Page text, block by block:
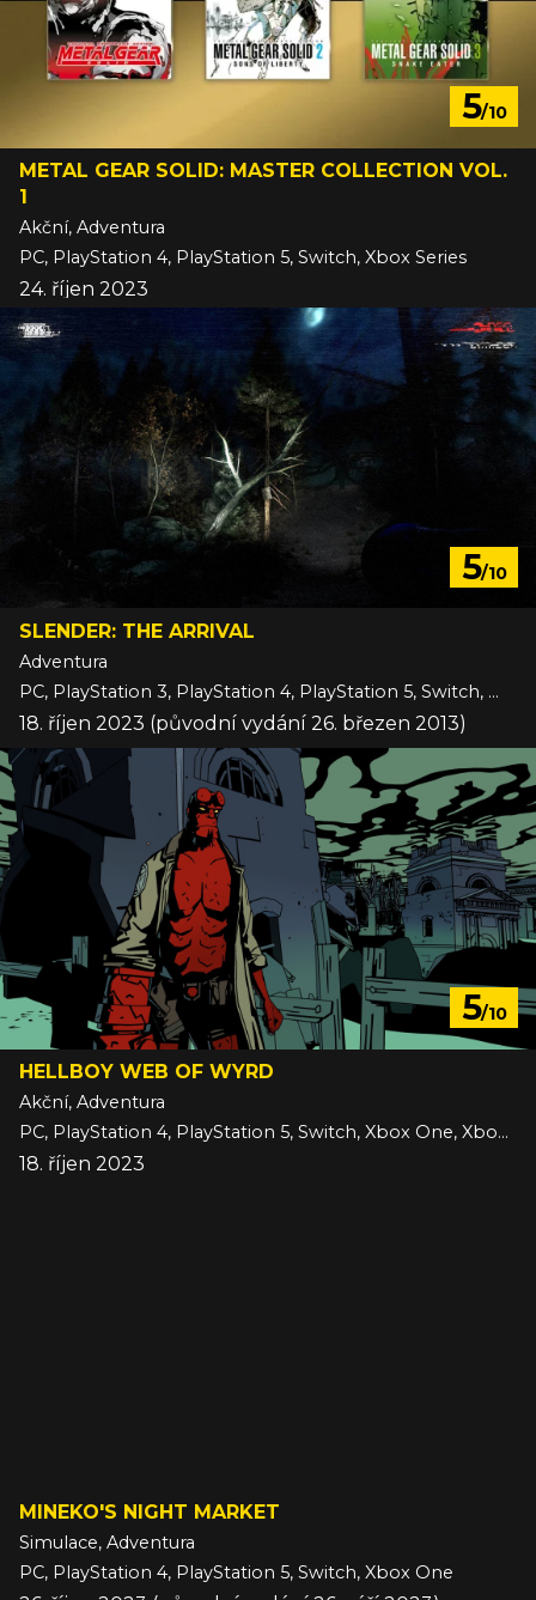
5/10
METAL GEAR SOLID: MASTER COLLECTION VOL.
1
Akční, Adventura
PC, PlayStation 4, PlayStation 5, Switch, Xbox Series
24. říjen 2023
5/10
SLENDER: THE ARRIVAL
Adventura
PC, PlayStation 3, PlayStation 4, PlayStation 5, Switch, Wii U, Xbox 360, Xbox One, Xbox Series
18. říjen 2023 (původní vydání 26. březen 2013)
5/10
HELLBOY WEB OF WYRD
Akční, Adventura
PC, PlayStation 4, PlayStation 5, Switch, Xbox One, Xbox Series
18. říjen 2023
MINEKO'S NIGHT MARKET
Simulace, Adventura
PC, PlayStation 4, PlayStation 5, Switch, Xbox One